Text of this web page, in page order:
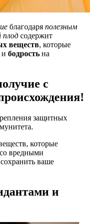
благодаря полезным
плод содержит
веществ, которые
и бодрость на
с
защитных
которые
вредными
ваше
и